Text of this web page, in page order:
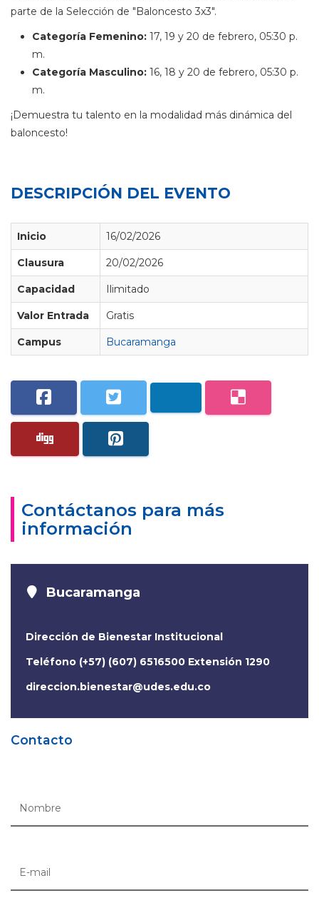
parte de la Selección de "Baloncesto 3x3".
Categoría Femenino: 17, 19 y 20 de febrero, 05:30 p.
m.
Categoría Masculino: 16, 18 y 20 de febrero, 05:30 p.
m.
¡Demuestra tu talento en la modalidad más dinámica del
baloncesto!
DESCRIPCIÓN DEL EVENTO
Inicio 16/02/2026
Clausura 20/02/2026
Capacidad Ilimitado
Valor Entrada Gratis
Campus Bucaramanga
Contáctanos para más
información
Bucaramanga
Dirección de Bienestar Institucional
Teléfono (+57) (607) 6516500 Extensión 1290
direccion.bienestar@udes.edu.co
Contacto